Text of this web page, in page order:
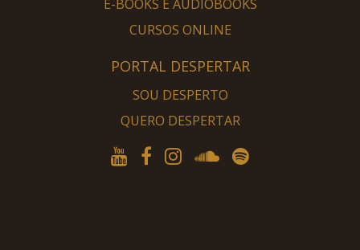
E-BOOKS E AUDIOBOOKS
CURSOS ONLINE
PORTAL DESPERTAR
SOU DESPERTO
QUERO DESPERTAR